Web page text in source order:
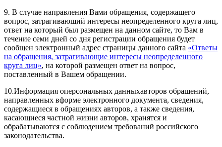
9. В случае направления Вами обращения, содержащего
вопрос, затрагивающий интересы неопределенного круга лиц,
ответ на который был размещен на данном сайте, то Вам в
течение семи дней со дня регистрации обращения будет
сообщен электронный адрес страницы данного сайта «Ответы
на обращения, затрагивающие интересы неопределенного
круга лиц», на которой размещен ответ на вопрос,
поставленный в Вашем обращении.
10.Информация оперсональных данныхавторов обращений,
направленных вформе электронного документа, сведения,
содержащиеся в обращениях авторов, а также сведения,
касающиеся частной жизни авторов, хранятся и
обрабатываются с соблюдением требований российского
законодательства.